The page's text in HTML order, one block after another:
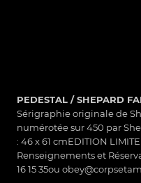
PEDESTAL / SHEPARD
Sérigraphie originale de
numérotée sur 450 par
: 46 x 61 cmEDITION
Renseignements et
16 15 35ou